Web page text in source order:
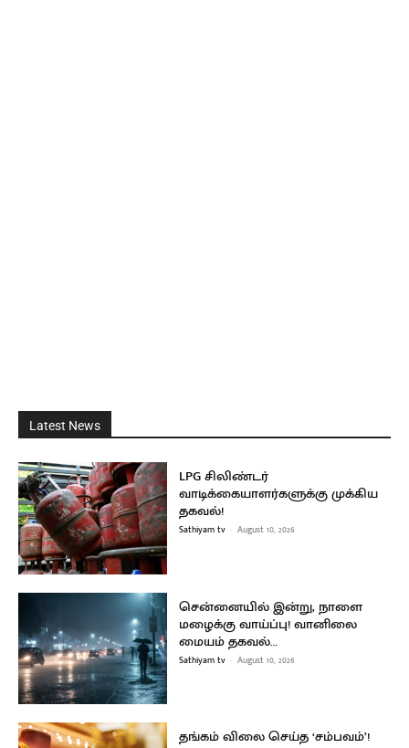
Latest News
LPG சிலிண்டர்
வாடிக்கையாளர்களுக்கு முக்கிய
தகவல்!
Sathiyam tv - August 10, 2026
சென்னையில் இன்று, நாளை
மழைக்கு வாய்ப்பு! வானிலை
மையம் தகவல்…
Sathiyam tv - August 10, 2026
தங்கம் விலை செய்த ‘சம்பவம்’!